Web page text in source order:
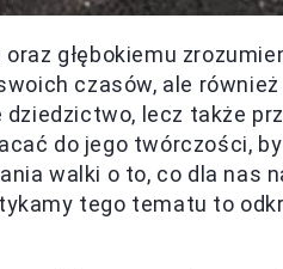
głębokiemu
czasów, ale
lecz także
do jego twórczości,
walki o to, co dla nas
tego tematu to